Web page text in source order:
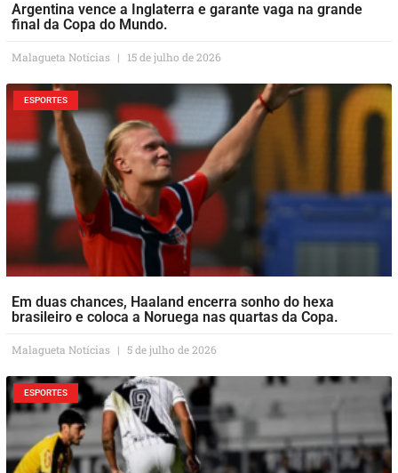
Argentina vence a Inglaterra e garante vaga na grande
final da Copa do Mundo.
Malagueta Notícias 15 de julho de 2026
ESPORTES
Em duas chances, Haaland encerra sonho do hexa
brasileiro e coloca a Noruega nas quartas da Copa.
Malagueta Notícias 5 de julho de 2026
ESPORTES